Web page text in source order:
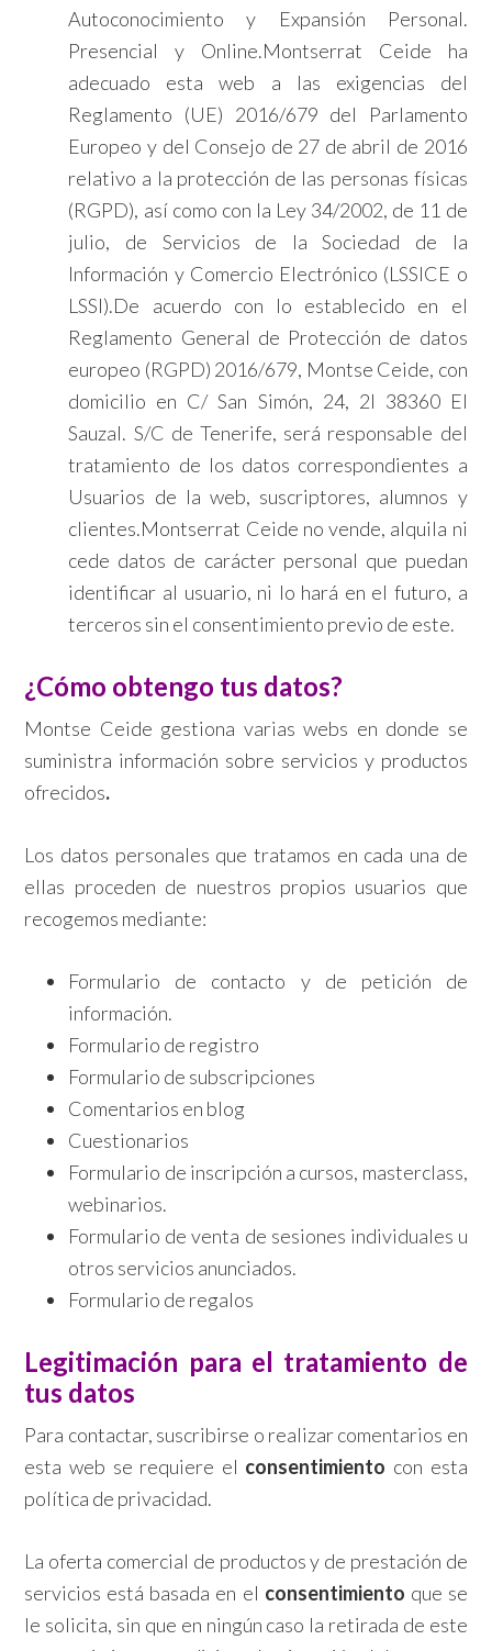
Autoconocimiento y Expansión Personal.
Presencial y Online.Montserrat Ceide ha
adecuado esta web a las exigencias del
Reglamento (UE) 2016/679 del Parlamento
Europeo y del Consejo de 27 de abril de 2016
relativo a la protección de las personas físicas
(RGPD), así como con la Ley 34/2002, de 11 de
julio, de Servicios de la Sociedad de la
Información y Comercio Electrónico (LSSICE o
LSSI).De acuerdo con lo establecido en el
Reglamento General de Protección de datos
europeo (RGPD) 2016/679, Montse Ceide, con
domicilio en C/ San Simón, 24, 2I 38360 El
Sauzal. S/C de Tenerife, será responsable del
tratamiento de los datos correspondientes a
Usuarios de la web, suscriptores, alumnos y
clientes.Montserrat Ceide no vende, alquila ni
cede datos de carácter personal que puedan
identificar al usuario, ni lo hará en el futuro, a
terceros sin el consentimiento previo de este.
¿Cómo obtengo tus datos?
Montse Ceide gestiona varias webs en donde se
suministra información sobre servicios y productos
ofrecidos.
Los datos personales que tratamos en cada una de
ellas proceden de nuestros propios usuarios que
recogemos mediante:
Formulario de contacto y de petición de
información.
Formulario de registro
Formulario de subscripciones
Comentarios en blog
Cuestionarios
Formulario de inscripción a cursos, masterclass,
webinarios.
Formulario de venta de sesiones individuales u
otros servicios anunciados.
Formulario de regalos
Legitimación para el tratamiento de
tus datos
Para contactar, suscribirse o realizar comentarios en
esta web se requiere el consentimiento con esta
política de privacidad.
La oferta comercial de productos y de prestación de
servicios está basada en el consentimiento que se
le solicita, sin que en ningún caso la retirada de este